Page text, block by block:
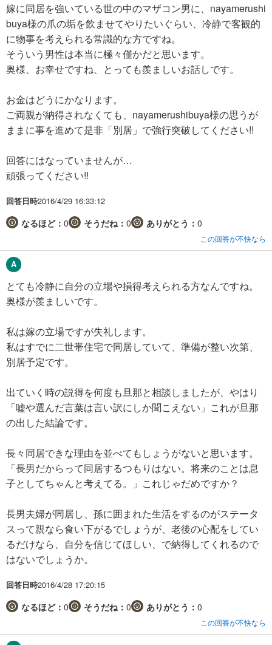
嫁に同居を強いている世の中のマザコン男に、nayamerushi
buya様の爪の垢を飲ませてやりたいぐらい、冷静で客観的
に物事を考えられる常識的な方ですね。
そういう男性は本当に極々僅かだと思います。
奥様、お幸せですね、とっても羨ましいお話しです。
お金はどうにかなります。
ご両親が納得されなくても、nayamerushibuya様の思うが
ままに事を進めて是非「別居」で強行突破してください!!
回答にはなっていませんが…
頑張ってください!!
回答日時2016/4/29 16:33:12
なるほど： 0 そうだね： 0 ありがとう： 0
この回答が不快なら
とても冷静に自分の立場や損得考えられる方なんですね。
奥様が羨ましいです。
私は嫁の立場ですが失礼します。
私はすでに二世帯住宅で同居していて、準備が整い次第、
別居予定です。
出ていく時の説得を何度も旦那と相談しましたが、やはり
「嘘や選んだ言葉は言い訳にしか聞こえない」これが旦那
の出した結論です。
長々同居できな理由を並べてもしょうがないと思います。
「長男だからって同居するつもりはない。将来のことは息
子としてちゃんと考えてる。」これじゃだめですか？
長男夫婦が同居し、孫に囲まれた生活をするのがステータ
スって親なら食い下がるでしょうが、老後の心配をしてい
るだけなら、自分を信じてほしい、で納得してくれるので
はないでしょうか。
回答日時2016/4/28 17:20:15
なるほど： 0 そうだね： 0 ありがとう： 0
この回答が不快なら